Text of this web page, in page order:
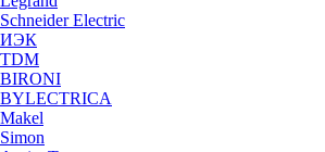
Schneider Electric
ИЭК
TDM
BIRONI
BYLECTRICA
Makel
Simon